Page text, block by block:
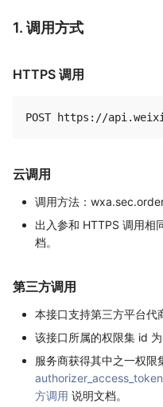
1. 调用方式
HTTPS 调用
云调用
调用方法：
出入参和 HTTPS 调用相
档。
第三方调用
本接口支持第三方平台代
该接口所属的权限集 id
服务商获得其中之一权限
authorizer_access_token
方调用 说明文档。